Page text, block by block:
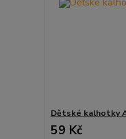
Dětské kalhotky
59 Kč